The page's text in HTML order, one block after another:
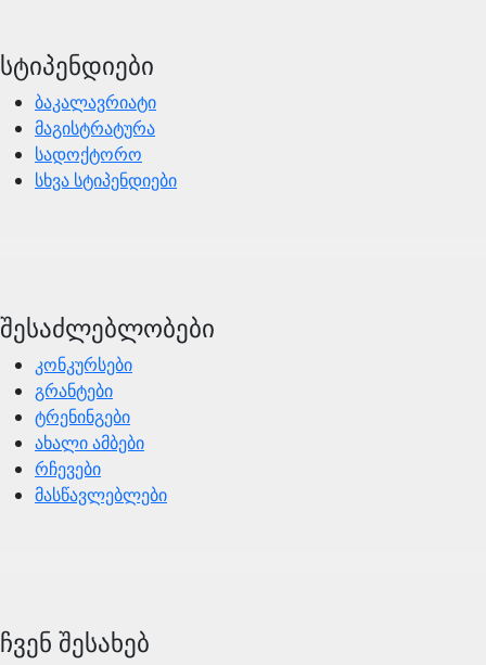
სტიპენდიები
ბაკალავრიატი
მაგისტრატურა
სადოქტორო
სხვა სტიპენდიები
შესაძლებლობები
კონკურსები
გრანტები
ტრენინგები
ახალი ამბები
რჩევები
მასწავლებლები
ჩვენ შესახებ